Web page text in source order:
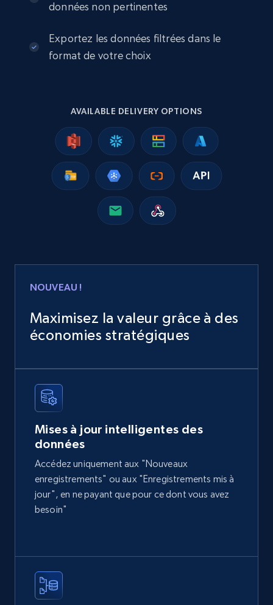
données non pertinentes
Exportez les données filtrées dans le
format de votre choix
AVAILABLE DELIVERY OPTIONS
NOUVEAU !
Maximisez la valeur grâce à des
économies stratégiques
Mises à jour intelligentes des
données
Accédez uniquement aux "Nouveaux
enregistrements" ou aux "Enregistrements mis à
jour", en ne payant que pour ce dont vous avez
besoin"